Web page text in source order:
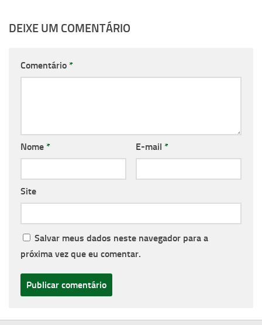
DEIXE UM COMENTÁRIO
Comentário *
Nome * E-mail *
Site
Salvar meus dados neste navegador para a
próxima vez que eu comentar.